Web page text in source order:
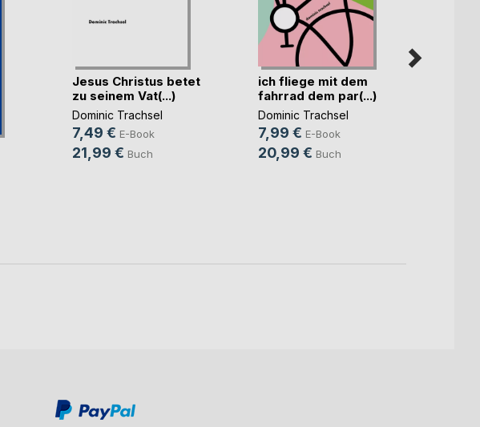
Jesus Christus betet
zu seinem Vat(...)
Dominic Trachsel
7,49 € E-Book
21,99 € Buch
ich fliege mit dem
fahrrad dem par(...)
Dominic Trachsel
7,99 € E-Book
20,99 € Buch